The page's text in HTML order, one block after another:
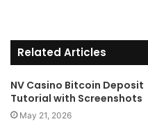
Related Articles
NV Casino Bitcoin Deposit
Tutorial with Screenshots
May 21, 2026